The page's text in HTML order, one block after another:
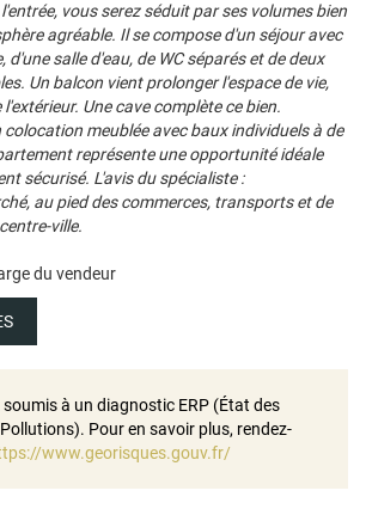
vous serez séduit par ses volumes bien
agréable. Il se compose d'un séjour avec
d'une salle d'eau, de WC séparés et de deux
Un balcon vient prolonger l'espace de vie,
Une cave complète ce bien.
meublée avec baux individuels à de
représente une opportunité idéale
sécurisé. L'avis du spécialiste :
au pied des commerces, transports et de
ville.
du vendeur
soumis à un diagnostic ERP (État des
Pour en savoir plus, rendez-
www.georisques.gouv.fr/